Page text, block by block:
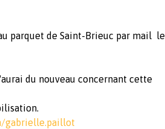
parquet de Saint-Brieuc par mail le
du nouveau concernant cette
gabrielle.paillot